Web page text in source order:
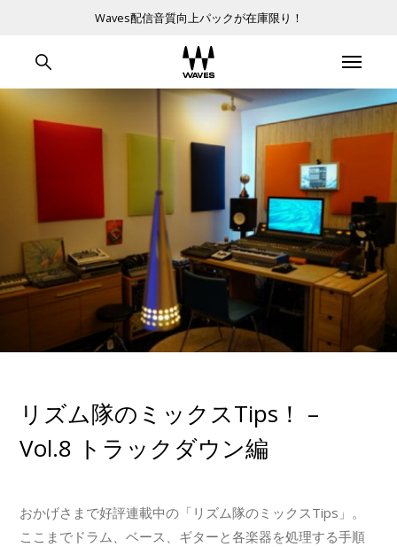
Waves配信音質向上パックが在庫限り！
リズム隊のミックスTips！ –
Vol.8 トラックダウン編
おかげさまで好評連載中の「リズム隊のミックスTips」。
ここまでドラム、ベース、ギターと各楽器を処理する手順